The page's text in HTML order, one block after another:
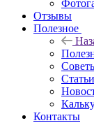
Отзывы
Полезное
Статьи
Контакты